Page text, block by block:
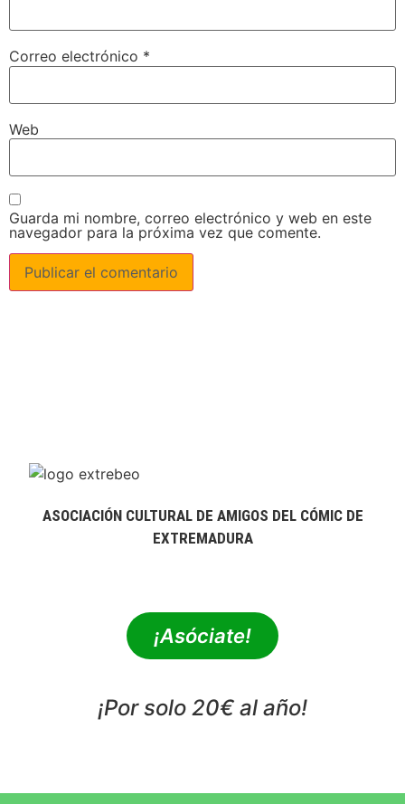
Correo electrónico *
Web
Guarda mi nombre, correo electrónico y web en este
navegador para la próxima vez que comente.
ASOCIACIÓN CULTURAL DE AMIGOS DEL CÓMIC DE
EXTREMADURA
¡Asóciate!
¡Por solo 20€ al año!